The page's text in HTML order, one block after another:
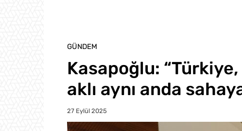
GÜNDEM
Kasapoğlu:
aklı aynı anda
27 Eylül 2025